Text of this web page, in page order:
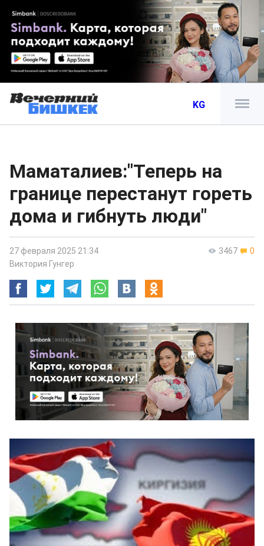
KG
Маматалиев:"Теперь на
границе перестанут гореть
дома и гибнуть люди"
3467 0
27 февраля 2025 21:34
Виктория Гунгер